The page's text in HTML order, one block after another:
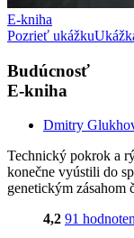
E-kniha
Pozrieť ukážku
Budúcnosť
E-kniha
Dmitry
Technický pokrok a
konečne vyústili do
genetickým zásahom
4,2 91